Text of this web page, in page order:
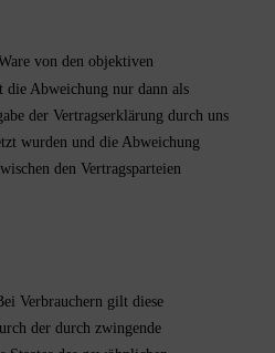
von den objektiven
Abweichung nur dann als
der Vertragserklärung durch uns
wurden und die Abweichung
den Vertragsparteien
Verbrauchern gilt diese
der durch zwingende